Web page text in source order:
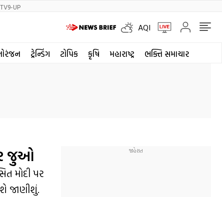
TV9-UP
AQI
ટ્રેન્ડિંગ ટોપિક કૃષિ મહારાષ્ટ્ર ભક્તિ સમાચાર
જુઓ
મોદી પર
જાણીશું.